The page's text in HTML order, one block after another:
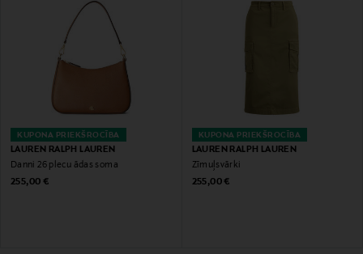
KUPONA PRIEKŠROCĪBA
LAUREN RALPH LAUREN
Danni 26 plecu ādas soma
Original Price
255,00 €
KUPONA PRIEKŠROCĪBA
LAUREN RALPH LAUREN
Zīmuļsvārki
Original Price
255,00 €